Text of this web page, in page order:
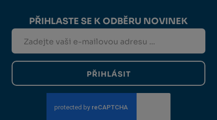
PŘIHLASTE SE K ODBĚRU NOVINEK
PŘIHLÁSIT